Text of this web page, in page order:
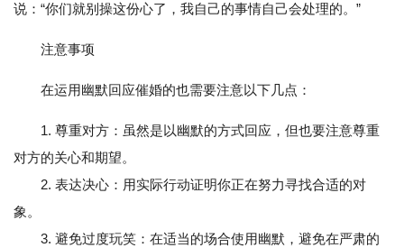
说：“你们就别操这份心了，我自己的事情自己会处理的。”
注意事项
在运用幽默回应催婚的也需要注意以下几点：
1. 尊重对方：虽然是以幽默的方式回应，但也要注意尊重
对方的关心和期望。
2. 表达决心：用实际行动证明你正在努力寻找合适的对
象。
3. 避免过度玩笑：在适当的场合使用幽默，避免在严肃的